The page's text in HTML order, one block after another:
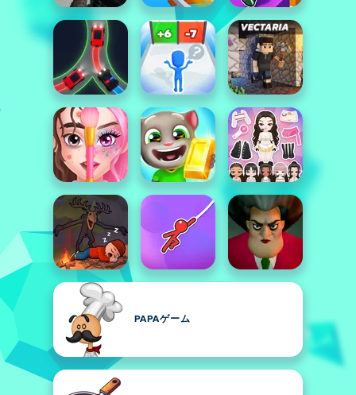
PAPAゲーム